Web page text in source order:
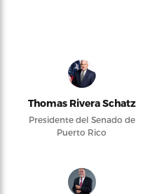
Thomas Rivera Schatz
Presidente del Senado de
Puerto Rico